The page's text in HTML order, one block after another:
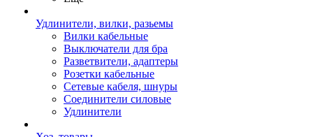
Удлинители, вилки, разьемы
Вилки кабельные
Выключатели для бра
Разветвители, адаптеры
Розетки кабельные
Сетевые кабеля, шнуры
Соединители силовые
Удлинители